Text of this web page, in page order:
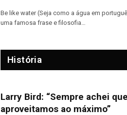
Be like water (Seja como a água em
uma famosa frase e filosofia…
História
Larry Bird: “Sempre achei
aproveitamos ao máximo”